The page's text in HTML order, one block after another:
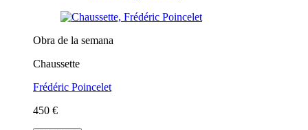
Obra de la semana
Chaussette
Frédéric Poincelet
450 €